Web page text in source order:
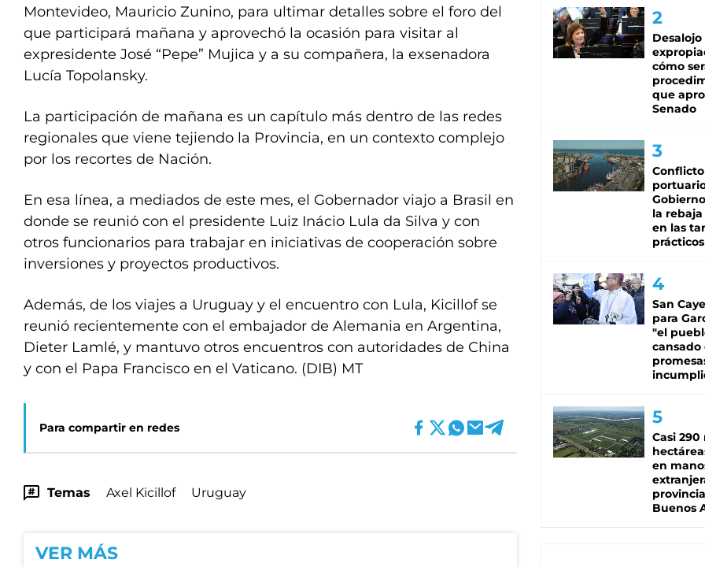
Montevideo, Mauricio Zunino, para ultimar detalles sobre el foro del
que participará mañana y aprovechó la ocasión para visitar al
expresidente José “Pepe” Mujica y a su compañera, la exsenadora
Lucía Topolansky.
La participación de mañana es un capítulo más dentro de las redes
regionales que viene tejiendo la Provincia, en un contexto complejo
por los recortes de Nación.
En esa línea, a mediados de este mes, el Gobernador viajo a Brasil en
donde se reunió con el presidente Luiz Inácio Lula da Silva y con
otros funcionarios para trabajar en iniciativas de cooperación sobre
inversiones y proyectos productivos.
Además, de los viajes a Uruguay y el encuentro con Lula, Kicillof se
reunió recientemente con el embajador de Alemania en Argentina,
Dieter Lamlé, y mantuvo otros encuentros con autoridades de China
y con el Papa Francisco en el Vaticano. (DIB) MT
Para compartir en redes
Temas Axel Kicillof Uruguay
VER MÁS
cómo
que
Senado
Conflicto
la rebaja
en las
prácticos
San
para
"el
cansado
Casi 290
en
Buenos